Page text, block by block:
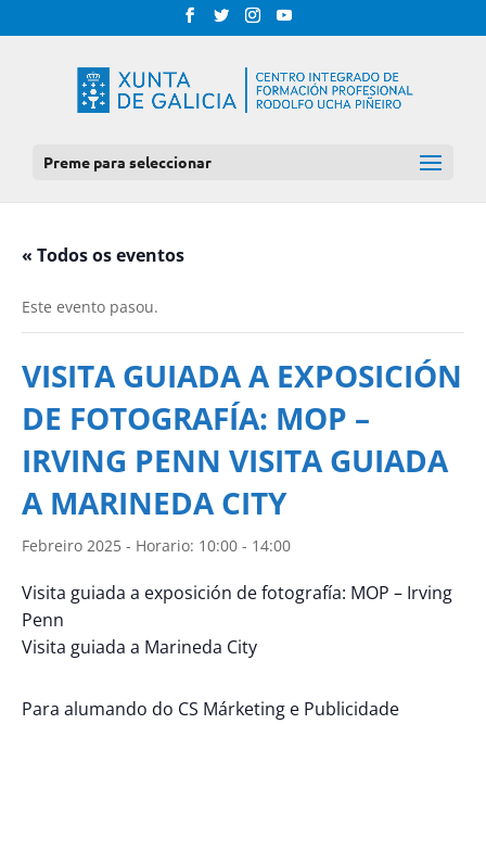
Preme para seleccionar
« Todos os eventos
Este evento pasou.
VISITA GUIADA A EXPOSICIÓN
DE FOTOGRAFÍA: MOP –
IRVING PENN VISITA GUIADA
A MARINEDA CITY
Febreiro 2025 - Horario: 10:00 - 14:00
Visita guiada a exposición de fotografía: MOP – Irving
Penn
Visita guiada a Marineda City
Para alumando do CS Márketing e Publicidade